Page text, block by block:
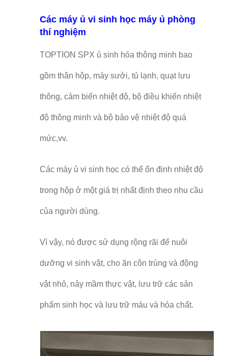
Các máy ủ vi sinh học máy ủ phòng
thí nghiệm
TOPTION SPX ủ sinh hóa thông minh bao
gồm thân hộp, máy sưởi, tủ lạnh, quạt lưu
thông, cảm biến nhiệt độ, bộ điều khiển nhiệt
độ thông minh và bộ bảo vệ nhiệt độ quá
mức,vv.
Các máy ủ vi sinh học có thể ổn định nhiệt độ
trong hộp ở một giá trị nhất định theo nhu cầu
của người dùng.
Vì vậy, nó được sử dụng rộng rãi để nuôi
dưỡng vi sinh vật, cho ăn côn trùng và động
vật nhỏ, nảy mầm thực vật, lưu trữ các sản
phẩm sinh học và lưu trữ máu và hóa chất.